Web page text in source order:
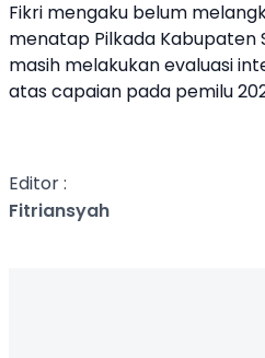
Fikri mengaku belum
menatap Pilkada Kabupaten
masih melakukan evaluasi
atas capaian pada pemilu
Editor :
Fitriansyah